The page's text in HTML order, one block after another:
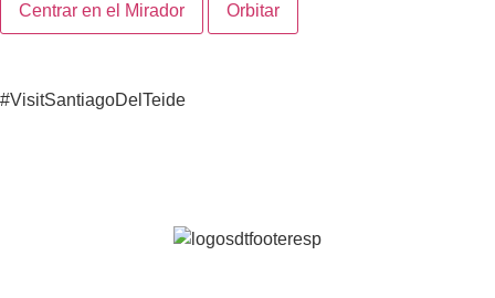
Centrar en el Mirador Orbitar
#VisitSantiagoDelTeide